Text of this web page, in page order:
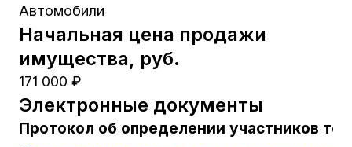
Автомобили
Начальная цена продажи
имущества, руб.
171 000 ₽
Электронные документы
Протокол об определении участников